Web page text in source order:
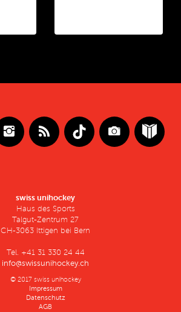
swiss unihockey
Haus des Sports
Talgut-Zentrum 27
CH-3063 Ittigen bei Bern
Tel. +41 31 330 24 44
info@swissunihockey.ch
© 2017 swiss unihockey
Impressum
Datenschutz
AGB